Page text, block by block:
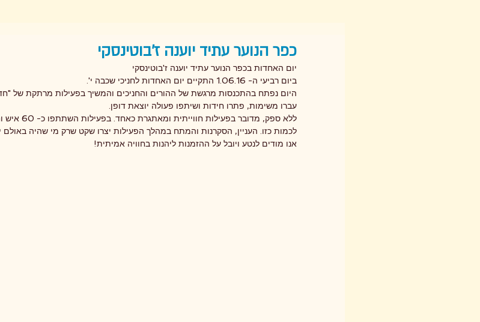
כפר הנוער עתיד יוענה ז'בוטינסקי
יום האחדות בכפר הנוער עתיד יוענה ז'בוטינסקי
ביום רביעי ה- 1.06.16 התקיים יום האחדות לחניכי שכבה י'.
היום נפתח בהתכנסות מרגשת של ההורים והחניכים והמשיך בפעילות מרתקת של
עברו משימות, פתרו חידות ושיתפו פעולה יוצאת דופן.
ללא ספק,
לכמות כזו. העניין, הסקרנות והמתח במהלך הפעילות יצרו שקט שרק מי שהיה באולם
אנו מודים לנטע ויובל על ההזמנות ליהנות בחוויה אמיתית!